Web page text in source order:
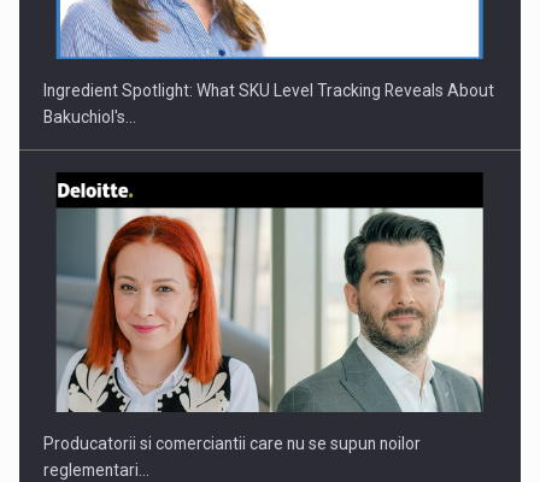
Webinar - Business Evolution-RETHINK STRATEGY-Finantare
Investitii Digitalizare
Ingredient Spotlight: What SKU Level Tracking Reveals About
Bakuchiol's…
Producatorii si comerciantii care nu se supun noilor
reglementari…